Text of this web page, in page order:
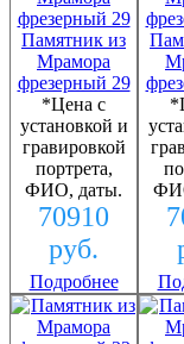
Памятник из
Мрамора
фрезерный 29
*Цена с
установкой и
гравировкой
портрета,
ФИО, даты.
70910
руб.
Подробнее